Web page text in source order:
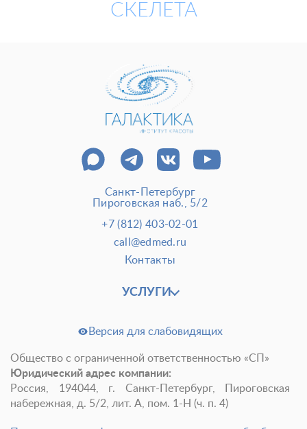
Пластические операции
Пластические хирурги
Пациентам пластической хирургии
Анализы перед операцией
До и после пластической операции
Отделение пластической хирургии
Пациентам косметологии Оборудование
До и после косметологии
Цены Налоговый вычет Акции
О клинике Лицензии и сертификаты
Новости и СМИ Cтатьи и публикации
Программа лояльности и подарочные сертификаты
СКЕЛЕТА
Санкт-Петербург
Пироговская наб., 5/2
+7 (812) 403-02-01
call@edmed.ru
Контакты
УСЛУГИ
Версия для слабовидящих
Общество с ограниченной ответственностью «СП»
Юридический адрес компании:
Россия, 194044, г. Санкт-Петербург, Пироговская
набережная, д. 5/2, лит. А, пом. 1-Н (ч. п. 4)